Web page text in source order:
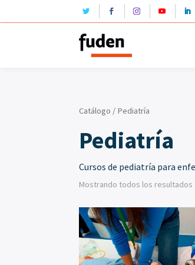
Catálogo / Pediatría
Pediatría
Cursos de pediatría para
Mostrando todos los resultados